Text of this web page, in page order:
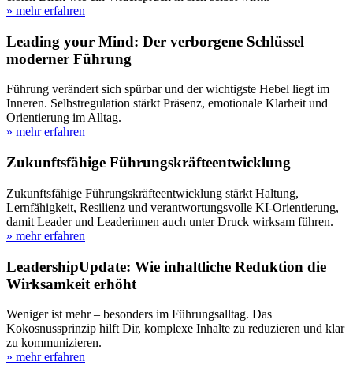
» mehr erfahren
Leading your Mind: Der verborgene Schlüssel
moderner Führung
Führung verändert sich spürbar und der wichtigste Hebel liegt im
Inneren. Selbstregulation stärkt Präsenz, emotionale Klarheit und
Orientierung im Alltag.
» mehr erfahren
Zukunftsfähige Führungskräfteentwicklung
Zukunftsfähige Führungskräfteentwicklung stärkt Haltung,
Lernfähigkeit, Resilienz und verantwortungsvolle KI-Orientierung,
damit Leader und Leaderinnen auch unter Druck wirksam führen.
» mehr erfahren
LeadershipUpdate: Wie inhaltliche Reduktion die
Wirksamkeit erhöht
Weniger ist mehr – besonders im Führungsalltag. Das
Kokosnussprinzip hilft Dir, komplexe Inhalte zu reduzieren und klar
zu kommunizieren.
» mehr erfahren